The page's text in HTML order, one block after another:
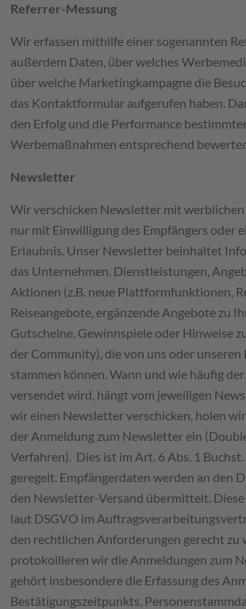
Referrer-Messung
Wir erfassen mithilfe einer sogenannten
außerdem Daten, über welches
über welche Marketingkampagne die
das Kontaktformular aufgerufen haben.
den Erfolg und die Performance
Werbemaßnahmen entsprechend
Newsletter
Wir verschicken Newsletter mit
nur mit Einwilligung des Empfängers oder
Erlaubnis. Unser Newsletter beinhaltet
das Unternehmen, Dienstleistungen,
Aktionen (z.B. neue Plattformfunktionen,
Reiseangebote, ergänzende Angebote zu
Gutscheine, Gewinnspiele oder Hinweise
der Community), die von uns oder unseren
stammen können. Wann und wie häufig
versendet wird, hängt vom jeweiligen
wir einen Newsletter verschicken, holen
der Anmeldung zum Newsletter ein
Verfahren). Dies ist im Art. 6 Abs. 1
geregelt. Empfängerdaten werden an den
den Newsletter-Versand übermittelt.
laut DSGVO im
den rechtlichen Anforderungen gerecht zu
protokollieren wir die Anmeldungen zum
gehört insbesondere die Erfassung des
Bestätigungszeitpunkts.